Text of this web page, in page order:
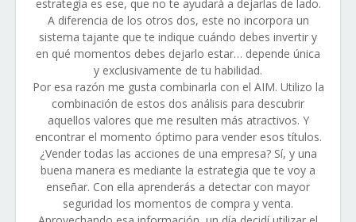
estrategia es ese, que no te ayudará a dejarlas de lado.
A diferencia de los otros dos, este no incorpora un
sistema tajante que te indique cuándo debes invertir y
en qué momentos debes dejarlo estar… depende única
y exclusivamente de tu habilidad.
Por esa razón me gusta combinarla con el AIM. Utilizo la
combinación de estos dos análisis para descubrir
aquellos valores que me resulten más atractivos. Y
encontrar el momento óptimo para vender esos títulos.
¿Vender todas las acciones de una empresa? Sí, y una
buena manera es mediante la estrategia que te voy a
enseñar. Con ella aprenderás a detectar con mayor
seguridad los momentos de compra y venta.